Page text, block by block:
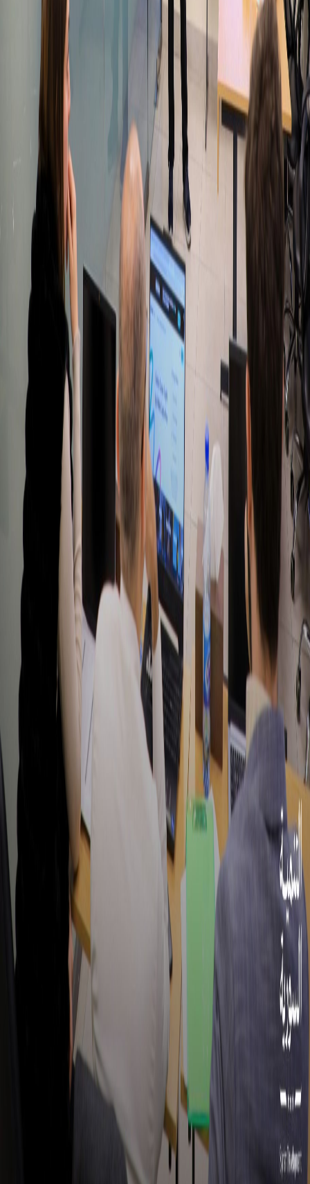
تعليقات
تعليقات
يجب تسجيل الدخول
يجب تسجيل الدخول لإضافة التعليق
تسجيل الدخول
تصفح الكل
بجهود مجتمعية.. إنارة طريق معضمية داريا
منظمة التنمية السورية تتعاون مع النرويج لدعم التعافي
لتعزيز سبل العيش.. شراكة جديدة بين التنمية السورية وCARE
القطاعات
إعادة الإعمار
التمكين الاقتصادي
التنمية المجتمعية
التقارير
الأخبار
القصص
اتصل بنا
الشكاوى والاقتراحات
جميع الحقوق محفوظة لـدى منظمة التنمية السورية ©2026